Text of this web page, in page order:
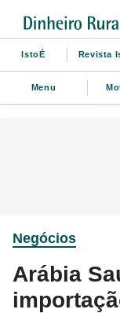
IstoÉ Revista
Menu
Negócios
Arábia